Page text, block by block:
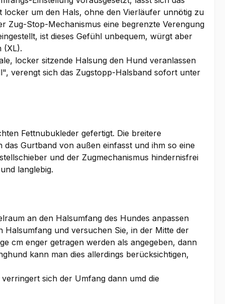
locker um den Hals, ohne den Vierläufer unnötig zu
Zug-Stop-Mechanismus eine begrenzte Verengung
ist dieses Gefühl unbequem, würgt aber
(XL).
locker sitzende Halsung den Hund veranlassen
verengt sich das Zugstopp-Halsband sofort unter
Fettnubukleder gefertigt. Die breitere
Gurtband von außen einfasst und ihm so eine
und der Zugmechanismus hindernisfrei
langlebig.
an den Halsumfang des Hundes anpassen
Halsumfang und versuchen Sie, in der Mitte der
cm enger getragen werden als angegeben, dann
kann man dies allerdings berücksichtigen,
sich der Umfang dann umd die